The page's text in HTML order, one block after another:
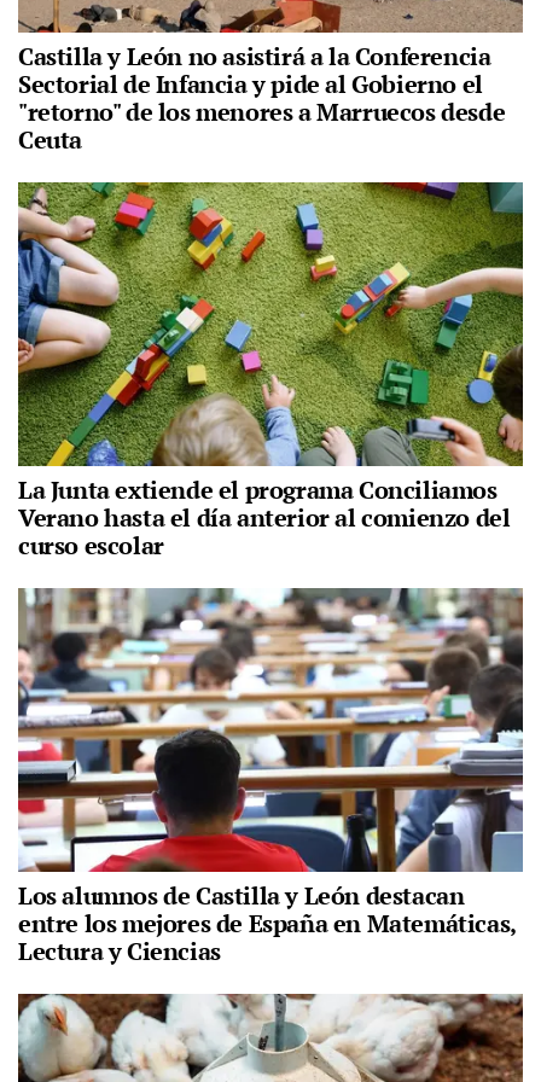
Castilla y León no asistirá a la Conferencia
Sectorial de Infancia y pide al Gobierno el
"retorno" de los menores a Marruecos desde
Ceuta
La Junta extiende el programa Conciliamos
Verano hasta el día anterior al comienzo del
curso escolar
Los alumnos de Castilla y León destacan
entre los mejores de España en Matemáticas,
Lectura y Ciencias